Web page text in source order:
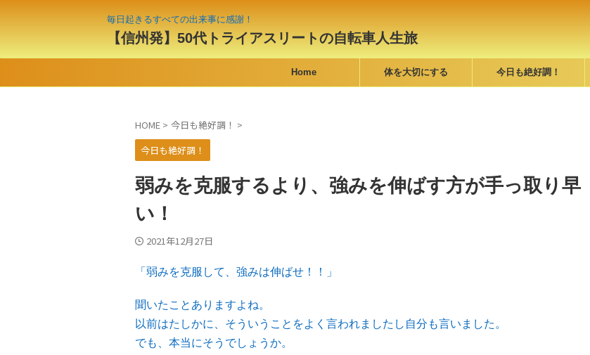
毎日起きるすべての出来事に感謝！
【信州発】50代トライアスリートの自転車人生旅
Home 体を大切にする 今日も絶好調！
HOME > 今日も絶好調！ >
今日も絶好調！
弱みを克服するより、強みを伸ばす方が手っ取り早
い！
2021年12月27日
「弱みを克服して、強みは伸ばせ！！」
聞いたことありますよね。
以前はたしかに、そういうことをよく言われましたし自分も言いました。
でも、本当にそうでしょうか。